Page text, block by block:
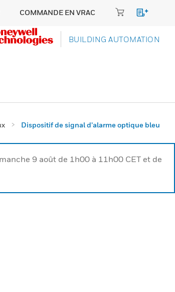
COMMANDE EN VRAC
BUILDING AUTOMATION
Dispositif de signal d’alarme optique bleu
9 août de 1h00 à 11h00 CET et de